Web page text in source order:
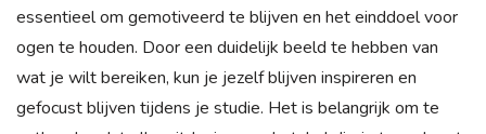
essentieel om gemotiveerd te blijven en het einddoel voor
ogen te houden. Door een duidelijk beeld te hebben van
wat je wilt bereiken, kun je jezelf blijven inspireren en
gefocust blijven tijdens je studie. Het is belangrijk om te